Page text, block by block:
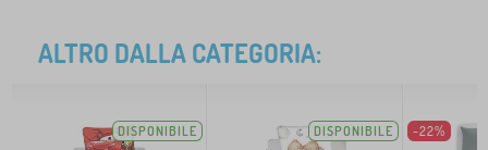
ALTRO DALLA CATEGORIA:
DISPONIBILE DISPONIBILE -22%